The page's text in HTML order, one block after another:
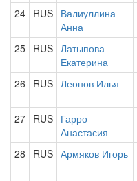
24 RUS Валиуллина
Анна
25 RUS Латыпова
Екатерина
26 RUS Леонов Илья
27 RUS Гарро
Анастасия
28 RUS Армяков Игорь